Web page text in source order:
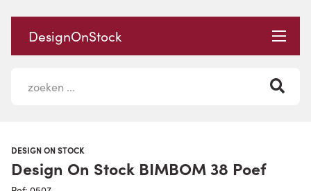
DesignOnStock
DESIGN ON STOCK
Design On Stock BIMBOM 38 Poef